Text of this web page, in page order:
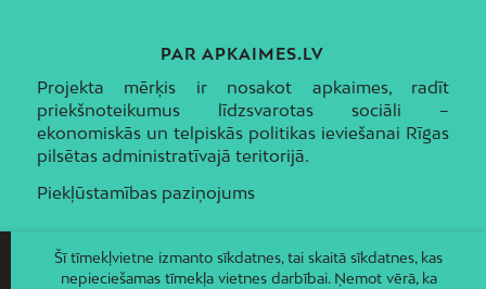
PAR APKAIMES.LV
Projekta mērķis ir nosakot apkaimes, radīt
priekšnoteikumus līdzsvarotas sociāli –
ekonomiskās un telpiskās politikas ieviešanai Rīgas
pilsētas administratīvajā teritorijā.
Piekļūstamības paziņojums
Šī tīmekļvietne izmanto sīkdatnes, tai skaitā sīkdatnes, kas
nepieciešamas tīmekļa vietnes darbībai. Ņemot vērā, ka